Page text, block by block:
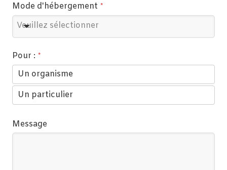
Mode d'hébergement *
Veuillez sélectionner
Pour : *
Un organisme
Un particulier
Message